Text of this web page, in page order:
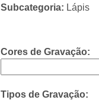
Subcategoria: Lápis
Cores de Gravação:
Tipos de Gravação: